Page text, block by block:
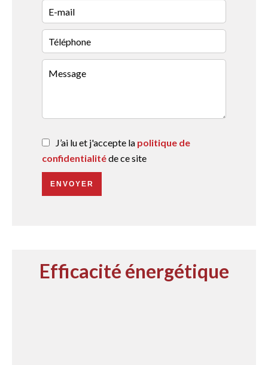
J’ai lu et j'accepte la politique de
confidentialitéde ce site
ENVOYER
Efficacité énergétique